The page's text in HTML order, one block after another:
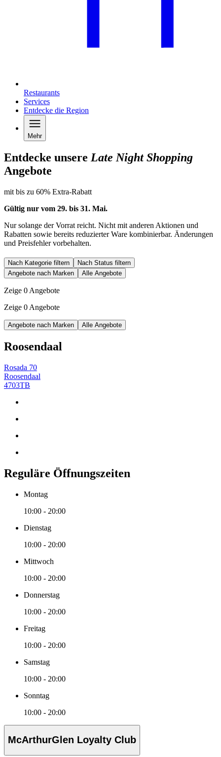
Restaurants
Services
Entdecke die Region
Mehr
Entdecke unsere Late Night Shopping
Angebote
mit bis zu 60% Extra-Rabatt
Gültig nur vom 29. bis 31. Mai.
Nur solange der Vorrat reicht. Nicht mit anderen Aktionen und
Rabatten sowie bereits reduzierter Ware kombinierbar. Änderungen
und Preisfehler vorbehalten.
Nach Kategorie filtern
Nach Status filtern
Angebote nach Marken
Alle Angebote
Zeige 0 Angebote
Zeige 0 Angebote
Angebote nach Marken Alle Angebote
Roosendaal
Rosada 70
Roosendaal
4703TB
Reguläre Öffnungszeiten
Montag
10:00 - 20:00
Dienstag
10:00 - 20:00
Mittwoch
10:00 - 20:00
Donnerstag
10:00 - 20:00
Freitag
10:00 - 20:00
Samstag
10:00 - 20:00
Sonntag
10:00 - 20:00
McArthurGlen Loyalty Club